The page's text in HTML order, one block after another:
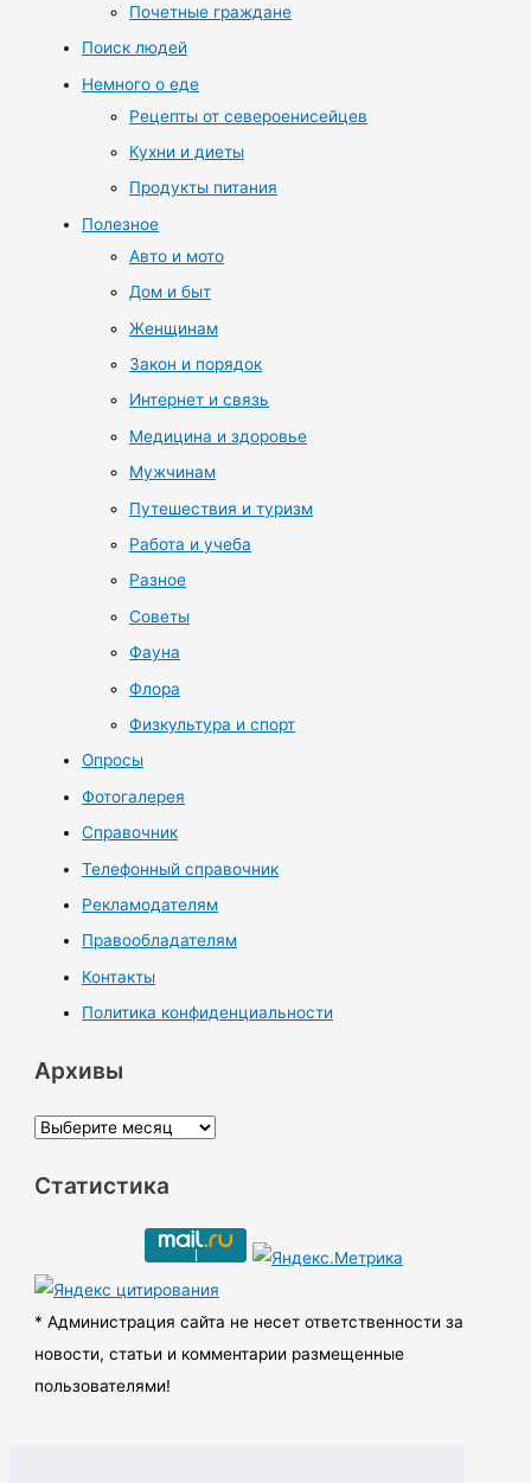
Почетные граждане
Поиск людей
Немного о еде
Рецепты от североенисейцев
Кухни и диеты
Продукты питания
Полезное
Авто и мото
Дом и быт
Женщинам
Закон и порядок
Интернет и связь
Медицина и здоровье
Мужчинам
Путешествия и туризм
Работа и учеба
Разное
Советы
Фауна
Флора
Физкультура и спорт
Опросы
Фотогалерея
Справочник
Телефонный справочник
Рекламодателям
Правообладателям
Контакты
Политика конфиденциальности
Архивы
А
х
ы
Статистика
* Администрация сайта не несет ответственности за
новости, статьи и комментарии размещенные
пользователями!